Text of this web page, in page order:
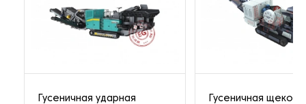
Гусеничная ударная
Гусеничная